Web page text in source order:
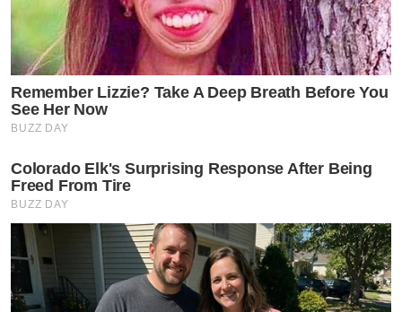
Remember Lizzie? Take A Deep Breath Before You
See Her Now
BUZZ DAY
Colorado Elk's Surprising Response After Being
Freed From Tire
BUZZ DAY